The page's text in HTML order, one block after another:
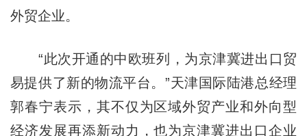
外贸企业。
“此次开通的中欧班列，为京津冀进出口贸
易提供了新的物流平台。”天津国际陆港总经理
郭春宁表示，其不仅为区域外贸产业和外向型
经济发展再添新动力，也为京津冀进出口企业